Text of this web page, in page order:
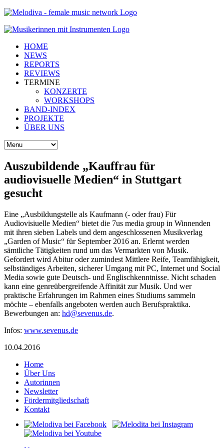
HOME
NEWS
REPORTS
REVIEWS
TERMINE
KONZERTE
WORKSHOPS
BAND-INDEX
PROJEKTE
ÜBER UNS
Auszubildende „Kauffrau für
audiovisuelle Medien“ in Stuttgart
gesucht
Eine „Ausbildungstelle als Kaufmann (- oder frau) Für
Audiovisiuelle Medien“ bietet die 7us media group in Winnenden
mit ihren sieben Labels und dem angeschlossenen Musikverlag
„Garden of Music“ für September 2016 an. Erlernt werden
sämtliche Tätigkeiten rund um das Vermarkten von Musik.
Gefordert wird Abitur oder zumindest Mittlere Reife, Teamfähigkeit,
selbständiges Arbeiten, sicherer Umgang mit PC, Internet und Social
Media sowie gute Deutsch- und Englischkenntnisse. Nicht schaden
kann eine genreübergreifende Affinität zur Musik. Und wer
praktische Erfahrungen im Rahmen eines Studiums sammeln
möchte – ebenfalls angeboten werden auch Berufspraktika.
Bewerbungen an:
ed.su
neves
@dh
.
Infos: www.sevenus.de
10.04.2016
Home
Über Uns
Autorinnen
Newsletter
Fördermitgliedschaft
Kontakt